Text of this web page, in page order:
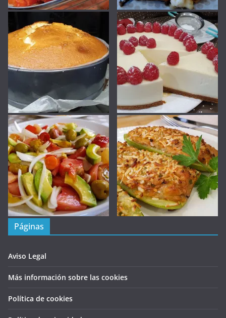
Páginas
Aviso Legal
Más información sobre las cookies
Política de cookies